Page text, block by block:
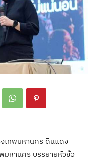
เทพมหานคร ดินแดง
มหานคร บรรยายหัวข้อ